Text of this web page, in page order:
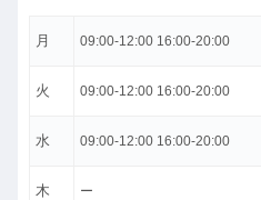
月 09:00-12:00 16:00-20:00
火 09:00-12:00 16:00-20:00
水 09:00-12:00 16:00-20:00
木 ー